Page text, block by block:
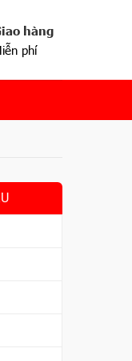
hàng
phí